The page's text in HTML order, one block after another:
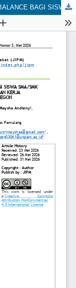
SOSIALISASI PENTINGNYA WORK LIFE BALANCE BAGI SISWA SMA/SMK DALAM MENGHADAPI DUNIA PENDIDIKAN DAN KERJA DI SMK AS-SYUHADA AL-KHAIRIYAH CILEGON